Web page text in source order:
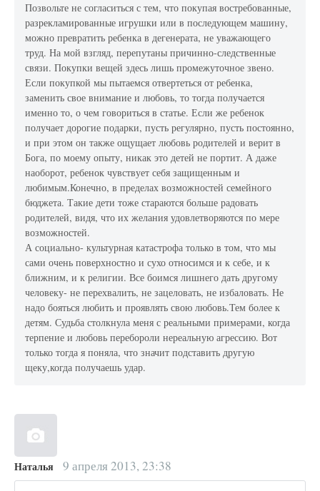
Позвольте не согласиться с тем, что покупая востребованные,
разрекламированные игрушки или в последующем машину,
можно превратить ребенка в дегенерата, не уважающего
труд. На мой взгляд, перепутаны причинно-следственные
связи. Покупки вещей здесь лишь промежуточное звено.
Если покупкой мы пытаемся отвертеться от ребенка,
заменить свое внимание и любовь, то тогда получается
именно то, о чем говориться в статье. Если же ребенок
получает дорогие подарки, пусть регулярно, пусть постоянно,
и при этом он также ощущает любовь родителей и верит в
Бога, по моему опыту, никак это детей не портит. А даже
наоборот, ребенок чувствует себя защищенным и
любимым.Конечно, в пределах возможностей семейного
бюджета. Такие дети тоже стараются больше радовать
родителей, видя, что их желания удовлетворяются по мере
возможностей.
А социально- культурная катастрофа только в том, что мы
сами очень поверхностно и сухо относимся и к себе, и к
ближним, и к религии. Все боимся лишнего дать другому
человеку- не перехвалить, не зацеловать, не избаловать. Не
надо бояться любить и проявлять свою любовь.Тем более к
детям. Судьба столкнула меня с реальными примерами, когда
терпение и любовь перебороли нереальную агрессию. Вот
только тогда я поняла, что значит подставить другую
щеку,когда получаешь удар.
Наталья 9 апреля 2013, 23:38